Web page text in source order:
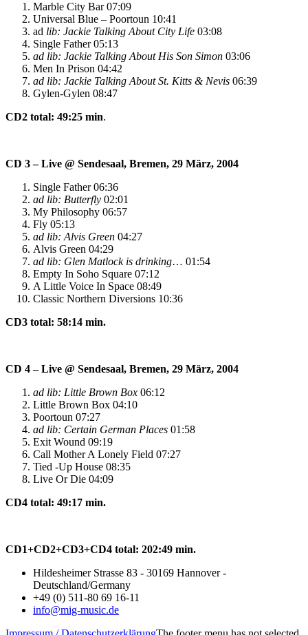
Marble City Bar 07:09
Universal Blue – Poortoun 10:41
ad lib: Jackie Talking About City Life 03:08
Single Father 05:13
ad lib: Jackie Talking About His Son Simon 03:06
Men In Prison 04:42
ad lib: Jackie Talking About St. Kitts & Nevis 06:39
Gylen-Gylen 08:47
CD2 total: 49:25 min.
CD 3 – Live @ Sendesaal, Bremen, 29 März, 2004
Single Father 06:36
ad lib: Butterfly 02:01
My Philosophy 06:57
Fly 05:13
ad lib: Alvis Green 04:27
Alvis Green 04:29
ad lib: Glen Matlock is drinking… 01:54
Empty In Soho Square 07:12
A Little Voice In Space 08:49
Classic Northern Diversions 10:36
CD3 total: 58:14 min.
CD 4 – Live @ Sendesaal, Bremen, 29 März, 2004
ad lib: Little Brown Box 06:12
Little Brown Box 04:10
Poortoun 07:27
ad lib: Certain German Places 01:58
Exit Wound 09:19
Call Mother A Lonely Field 07:27
Tied -Up House 08:35
Live Or Die 04:09
CD4 total: 49:17 min.
CD1+CD2+CD3+CD4 total: 202:49 min.
Hildesheimer Strasse 83 - 30169 Hannover -
Deutschland/Germany
+49 (0) 511-80 69 16-11
info@mig-music.de